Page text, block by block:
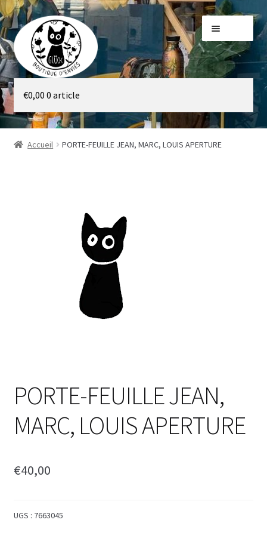
Aller
à
la
navigation
Aller
au
contenu
Galerie
Boutique
€0,00 0 article
Accueil PORTE-FEUILLE JEAN, MARC, LOUIS APERTURE
PORTE-FEUILLE JEAN,
MARC, LOUIS APERTURE
€40,00
UGS : 7663045